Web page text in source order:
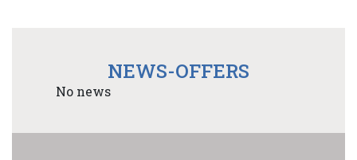
NEWS-OFFERS
No news